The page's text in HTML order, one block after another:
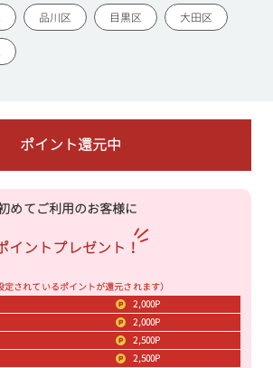
品川区 目黒区 大田区
ポイント還元中
めてご利用のお客様に
イントプレゼント！
されているポイントが還元されます）
2,000P
2,000P
2,500P
2,500P